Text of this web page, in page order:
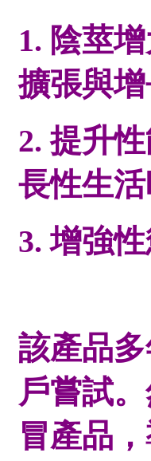
1. 陰莖
擴張與
2. 提升
長性生
3. 增強
該產品
戶嘗試
冒產品